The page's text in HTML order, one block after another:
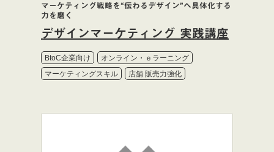
マーケティング戦略を“伝わるデザイン”へ具体化する
力を磨く
デザインマーケティング 実践講座
BtoC企業向け
オンライン・ｅラーニング
マーケティングスキル
店舗 販売力強化